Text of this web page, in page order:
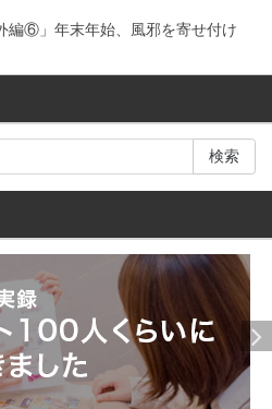
編⑥」年末年始、風邪を寄せ付け